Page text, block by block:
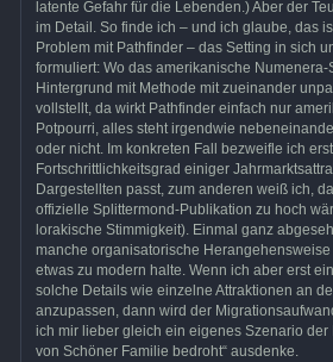
latente Gefahr für die Lebenden.) Aber der
im Detail. So finde ich – und ich glaube, das
Problem mit Pathfinder – das Setting in sich
formuliert: Wo das amerikanische Numenera-
Hintergrund mit Methode mit zueinander
vollstellt, da wirkt Pathfinder einfach nur
Potpourri, alles steht irgendwie
oder nicht. Im konkreten Fall bezweifle ich
Fortschrittlichkeitsgrad einiger
Dargestellten passt, zum anderen weiß ich,
offizielle Splittermond-Publikation zu hoch
lorakische Stimmigkeit). Einmal ganz
manche organisatorische
etwas zu modern halte. Wenn ich aber erst
solche Details wie einzelne Attraktionen an
anzupassen, dann wird der
ich mir lieber gleich ein eigenes Szenario der
von Schöner Familie bedroht“ ausdenke.